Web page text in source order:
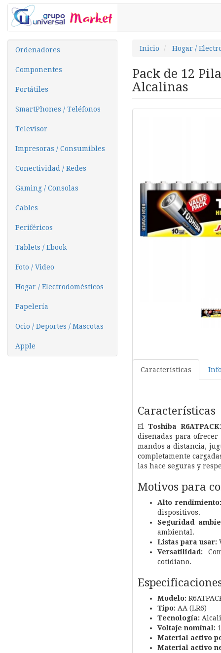
Ordenadores
Componentes
Portátiles
SmartPhones / Teléfonos
Televisor
Impresoras / Consumibles
Conectividad / Redes
Gaming / Consolas
Cables
Periféricos
Tablets / Ebook
Foto / Video
Hogar / Electrodomésticos
Papelería
Ocio / Deportes / Mascotas
Apple
Inicio Hogar /
Pack de 12
Alcalinas
Características
Características
El Toshiba
diseñadas para
mandos a distancia,
completamente
las hace seguras y
Motivos para
Alto
dispositivos.
Seguridad
ambiental.
Listas para usar:
Versatilidad:
cotidiano.
Modelo:
Tipo: AA (LR6)
Tecnología:
Voltaje nominal:
Material activo
Material activo